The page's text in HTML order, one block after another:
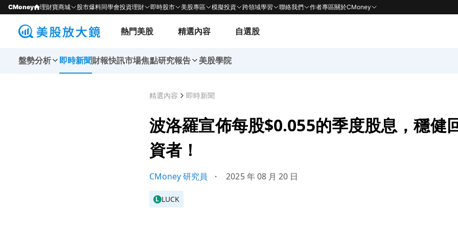
CMoney 理財寶商城 股市爆料同學會投資理財 即時股市 美股專區 模擬投資 跨領域學習 聯絡我們 作者專區關於CMoney
熱門美股 精選內容 自選股
盤勢分析 即時新聞財報快訊市場焦點研究報告 美股學院
精選內容 即時新聞
波洛羅宣佈每股$0.055的季度股息，穩健
資者！
CMoney 研究員 ・ 2025 年 08 月 20 日
L LUCK